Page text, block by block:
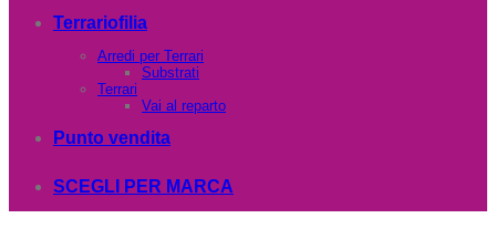
Terrariofilia
Arredi per Terrari
Substrati
Terrari
Vai al reparto
Punto vendita
SCEGLI PER MARCA